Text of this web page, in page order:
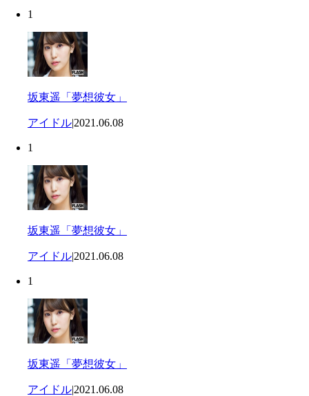
1
坂東遥「夢想彼女」
アイドル|2021.06.08
1
坂東遥「夢想彼女」
アイドル|2021.06.08
1
坂東遥「夢想彼女」
アイドル|2021.06.08